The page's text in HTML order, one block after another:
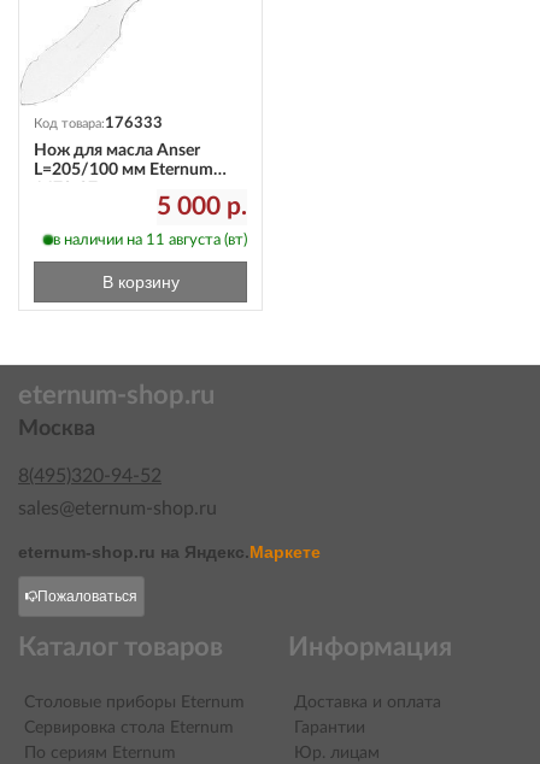
Код товара:176333
Нож для масла Anser
L=205/100 мм Eternum
5 000 р.
в наличии на 11 августа (вт)
В корзину
eternum-shop.ru
Москва
8(495)320-94-52
sales@eternum-shop.ru
eternum-shop.ru на Яндекс.Маркете
Пожаловаться
Каталог товаров
Столовые приборы Eternum
Сервировка стола Eternum
По сериям Eternum
Информация
Доставка и оплата
Гарантии
Юр. лицам